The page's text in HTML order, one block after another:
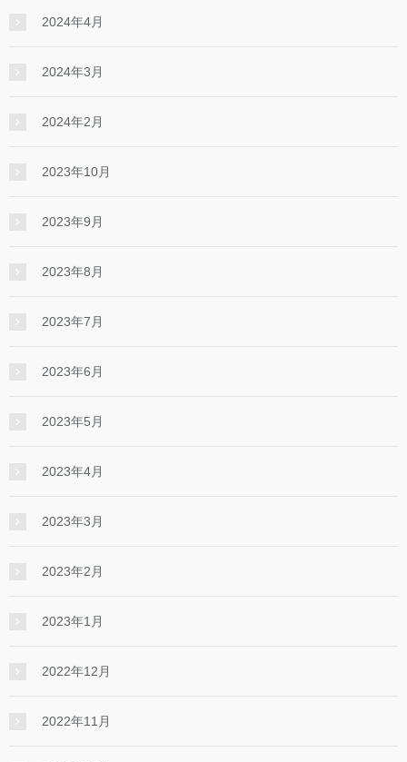
2024年4月
2024年3月
2024年2月
2023年10月
2023年9月
2023年8月
2023年7月
2023年6月
2023年5月
2023年4月
2023年3月
2023年2月
2023年1月
2022年12月
2022年11月